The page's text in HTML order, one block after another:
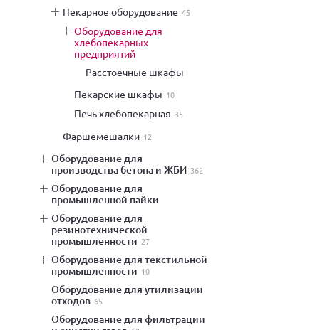
пекарное оборудование 45
оборудование для
хлебопекарных
предприятий
расстоечные шкафы
пекарские шкафы 10
печь хлебопекарная 35
фаршемешалки 12
оборудование для
производства бетона и ЖБИ 362
оборудование для
промышленной пайки
оборудование для
резинотехнической
промышленности 27
оборудование для текстильной
промышленности 10
оборудование для утилизации
отходов 65
оборудование для фильтрации